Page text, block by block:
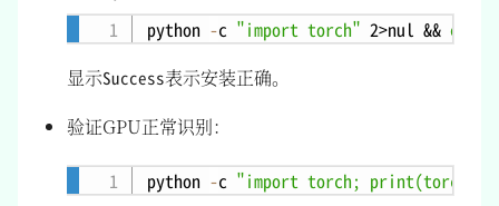
python -c "import torch" 2>nul && echo
Copy
显示Success表示安装正确。
验证GPU正常识别：
python -c "import torch; Copy